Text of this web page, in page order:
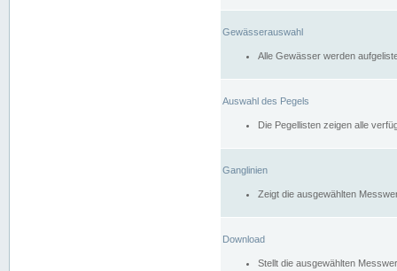
Gewässerauswahl
Alle Gewässer werden
Auswahl des Pegels
Die Pegellisten zeigen alle
Ganglinien
Zeigt die ausgewählten
Download
Stellt die ausgewählten